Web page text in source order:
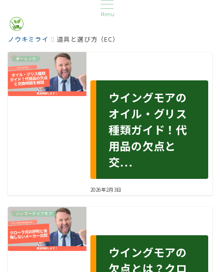
Menu
ノウキミライ 道具と選び方（EC）
オーレック
ウイングモアの
オイル・グリス
種類ガイド！代
用品の欠点と
交...
2026年2月3日
ハンマーナイフモア
ウイングモアの
欠点とは？クロ